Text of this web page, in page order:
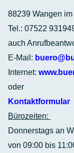
88239 Wangen
Tel.: 07522
auch
E-Mail:
Internet:
oder
Kontaktformular
Bürozeiten:
Donnerstags an
von 09:00 bis